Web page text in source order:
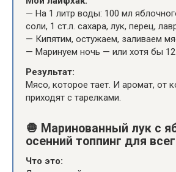
— На 1 литр воды: 100 мл
соли, 1 ст.л. сахара, лук, перец,
— Кипятим, остужаем, заливаем
— Маринуем ночь — или хотя бы 12
Результат:
Мясо, которое тает. И аромат, от
приходят с тарелками.
🧅 Маринованный лук с
осенний топпинг для
Что это: